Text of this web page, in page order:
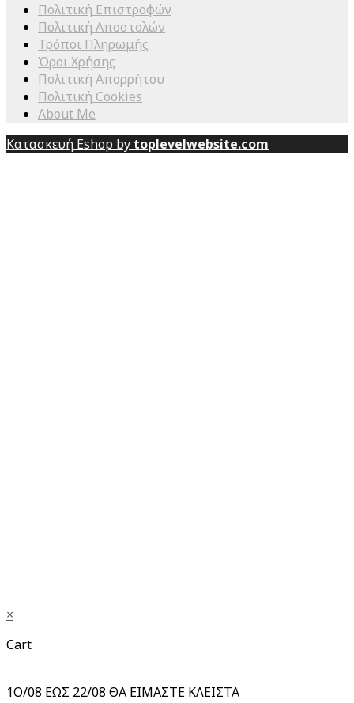
Πολιτική Επιστροφών
Πολιτική Αποστολών
Τρόποι Πληρωμής
Όροι Χρήσης
Πολιτική Απορρήτου
Πολιτική Cookies
About Me
Κατασκευή Eshop by toplevelwebsite.com
×
Cart
1Ο/08 ΕΩΣ 22/08 ΘΑ ΕΙΜΑΣΤΕ ΚΛΕΙΣΤΑ